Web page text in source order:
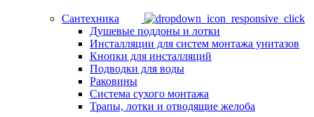
Сантехника
Душевые поддоны и лотки
Инсталляции для систем монтажа унитазов
Кнопки для инсталляций
Подводки для воды
Раковины
Система сухого монтажа
Трапы, лотки и отводящие желоба